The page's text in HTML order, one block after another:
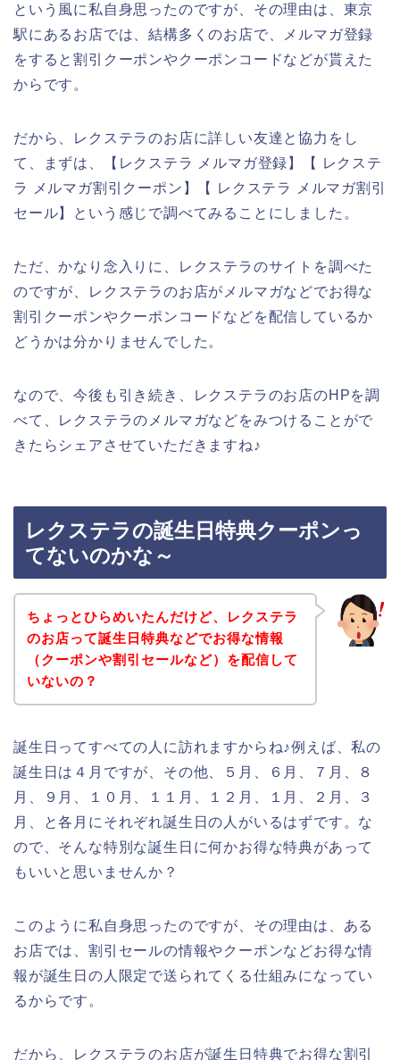
という風に私自身思ったのですが、その理由は、東京
駅にあるお店では、結構多くのお店で、メルマガ登録
をすると割引クーポンやクーポンコードなどが貰えた
からです。
だから、レクステラのお店に詳しい友達と協力をし
て、まずは、【レクステラ メルマガ登録】【 レクステ
ラ メルマガ割引クーポン】【 レクステラ メルマガ割引
セール】という感じで調べてみることにしました。
ただ、かなり念入りに、レクステラのサイトを調べた
のですが、レクステラのお店がメルマガなどでお得な
割引クーポンやクーポンコードなどを配信しているか
どうかは分かりませんでした。
なので、今後も引き続き、レクステラのお店のHPを調
べて、レクステラのメルマガなどをみつけることがで
きたらシェアさせていただきますね♪
レクステラの誕生日特典クーポンっ
てないのかな～
ちょっとひらめいたんだけど、レクステラ
のお店って誕生日特典などでお得な情報
（クーポンや割引セールなど）を配信して
いないの？
誕生日ってすべての人に訪れますからね♪例えば、私の
誕生日は４月ですが、その他、５月、６月、７月、８
月、９月、１０月、１１月、１２月、１月、２月、３
月、と各月にそれぞれ誕生日の人がいるはずです。な
ので、そんな特別な誕生日に何かお得な特典があって
もいいと思いませんか？
このように私自身思ったのですが、その理由は、ある
お店では、割引セールの情報やクーポンなどお得な情
報が誕生日の人限定で送られてくる仕組みになってい
るからです。
だから、レクステラのお店が誕生日特典でお得な割引